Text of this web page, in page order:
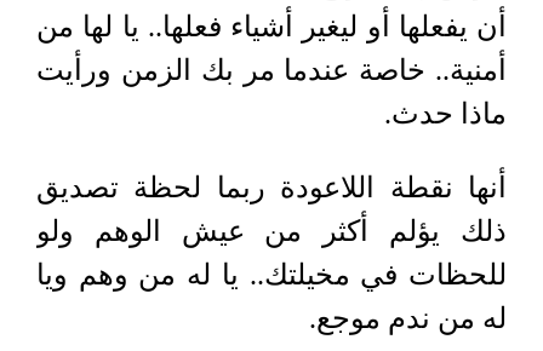
أن يفعلها أو ليغير أشياء فعلها.. يا لها من
أمنية.. خاصة عندما مر بك الزمن ورأيت
ماذا حدث.
أنها نقطة اللاعودة ربما لحظة تصديق
ذلك يؤلم أكثر من عيش الوهم ولو
للحظات في مخيلتك.. يا له من وهم ويا
له من ندم موجع.